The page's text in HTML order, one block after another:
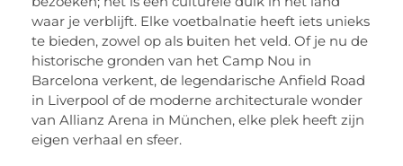
waar je verblijft. Elke voetbalnatie heeft iets unieks
te bieden, zowel op als buiten het veld. Of je nu de
historische gronden van het Camp Nou in
Barcelona verkent, de legendarische Anfield Road
in Liverpool of de moderne architecturale wonder
van Allianz Arena in München, elke plek heeft zijn
eigen verhaal en sfeer.